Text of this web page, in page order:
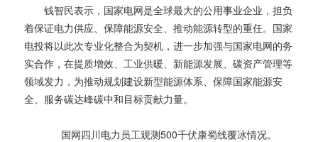
钱智民表示，国家电网是全球最大的公用事业企业，担负
着保证电力供应、保障能源安全、推动能源转型的重任。国家
电投将以此次专业化整合为契机，进一步加强与国家电网的务
实合作，在提质增效、工业供暖、新能源发展、碳资产管理等
领域发力，为推动规划建设新型能源体系、保障国家能源安
全、服务碳达峰碳中和目标贡献力量。
国网四川电力员工观测500千伏康蜀线覆冰情况。